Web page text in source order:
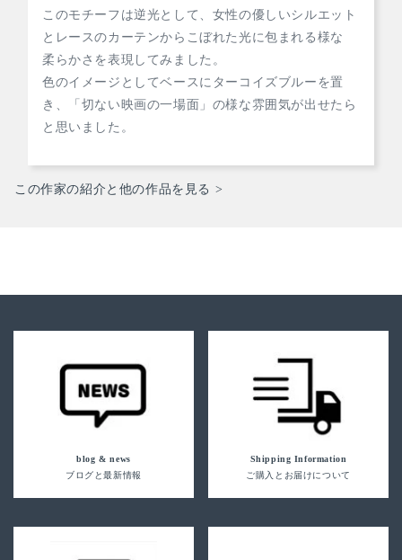
このモチーフは逆光として、女性の優しいシルエット
とレースのカーテンからこぼれた光に包まれる様な
柔らかさを表現してみました。
色のイメージとしてベースにターコイズブルーを置
き、「切ない映画の一場面」の様な雰囲気が出せたら
と思いました。
この作家の紹介と他の作品を見る >
blog & news
ブログと最新情報
Shipping Information
ご購入とお届けについて